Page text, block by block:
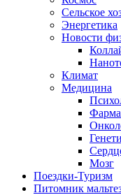
Сельское
Энергетика
Новости
Климат
Медицина
Мозг
Поездки-Туризм
Питомник